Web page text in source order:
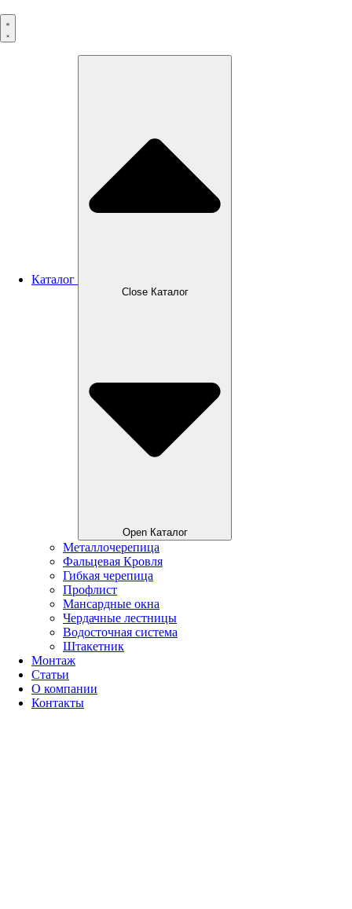
к
содержимому
Каталог
Close Каталог
Open Каталог
Металлочерепица
Фальцевая Кровля
Гибкая черепица
Профлист
Мансардные окна
Чердачные лестницы
Водосточная система
Штакетник
Монтаж
Статьи
О компании
Контакты